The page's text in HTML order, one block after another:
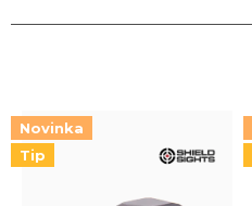
e
o
s
Novinka
Tip